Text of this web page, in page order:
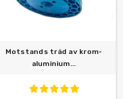
Motstands tråd av krom-
aluminium...